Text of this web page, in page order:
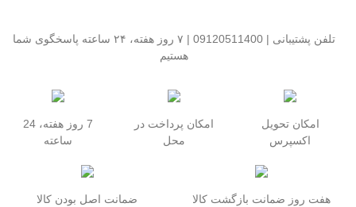
تلفن پشتیبانی | 09120511400 | ۷ روز هفته، ۲۴ ساعته پاسخگوی شما
هستیم
امکان تحویل
اکسپرس
امکان پرداخت در
محل
7 روز هفته، 24
ساعته
هفت روز ضمانت بازگشت کالا ضمانت اصل بودن کالا